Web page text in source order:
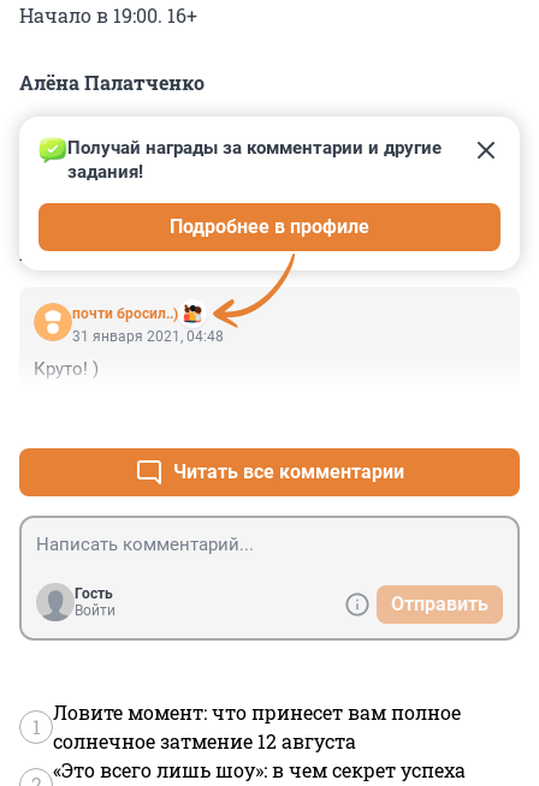
Начало в 19:00. 16+
Алёна Палатченко
КОММЕНТАРИИ 1
почти бросил..)
Получай награды за комментарии и другие
задания!
Подробнее в профиле
31 января 2021, 04:48
Круто! )
Читать все комментарии
Гость
Войти
Отправить
1
Ловите момент: что принесет вам полное
солнечное затмение 12 августа
«Это всего лишь шоу»: в чем секрет успеха